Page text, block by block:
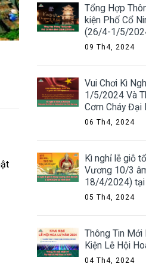
Tổng Hợp
kiện Phố Cổ
(26/4-1/5/
09 Th4, 2024
Vui Chơi Kì
1/5/2024 Và
Cơm Cháy Đại
06 Th4, 2024
Kì nghỉ lễ giỗ
Vương 10/3
18/4/2024) tại
05 Th4, 2024
Thông Tin Mới
Kiện Lễ Hội
04 Th4, 2024